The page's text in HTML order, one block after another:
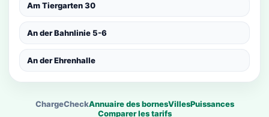
Am Tiergarten 30
An der Bahnlinie 5-6
An der Ehrenhalle
ChargeCheckAnnuaire des bornesVillesPuissances
Comparer les tarifs